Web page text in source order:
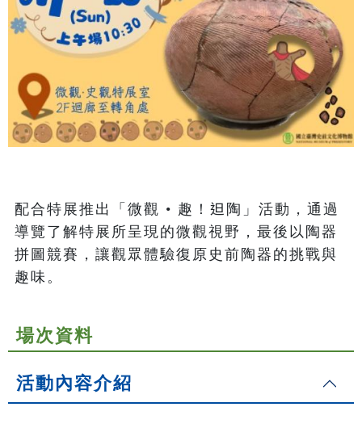
配合特展推出「微觀 • 趣！𨑨陶」活動，通過
導覽了解特展所呈現的微觀視野，最後以陶器
拼圖競賽，讓觀眾體驗復原史前陶器的挑戰與
趣味。
場次資料
活動內容介紹